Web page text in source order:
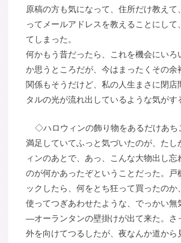
原稿の方も気になって、住所だけ教えて
ってメールアドレスを教えることにして
てしまった。
何かもう昔だったら、これを機会にいろ
か思うところだが、今はまったくその余
関係もそうだけど、私の人生まさに閉店
タルの光が流れ出しているような気がす
◇ハロウィンの飾り物をあるだけあち
満足していてふっと気づいたのが、たし
ィンのあとで、あっ、こんな大物出し忘
のが何かあったぞということだった。戸
ックしたら、何をとち狂って買ったのか
使ってつぎあわせたような、でっかい無
―オーランタンの壁掛けが出て来た。さ
外を向けてつるしたが、夜なんか道から